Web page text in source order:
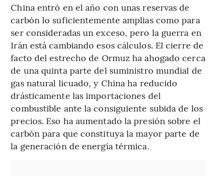
China entró en el año con unas reservas de
carbón lo suficientemente amplias como para
ser consideradas un exceso, pero la guerra en
Irán está cambiando esos cálculos. El cierre de
facto del estrecho de Ormuz ha ahogado cerca
de una quinta parte del suministro mundial de
gas natural licuado, y China ha reducido
drásticamente las importaciones del
combustible ante la consiguiente subida de los
precios. Eso ha aumentado la presión sobre el
carbón para que constituya la mayor parte de
la generación de energía térmica.